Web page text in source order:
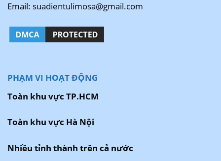
Email: suadientulimosa@gmail.com
PHẠM VI HOẠT ĐỘNG
Toàn khu vực TP.HCM
Toàn khu vực Hà Nội
Nhiều tỉnh thành trên cả nước